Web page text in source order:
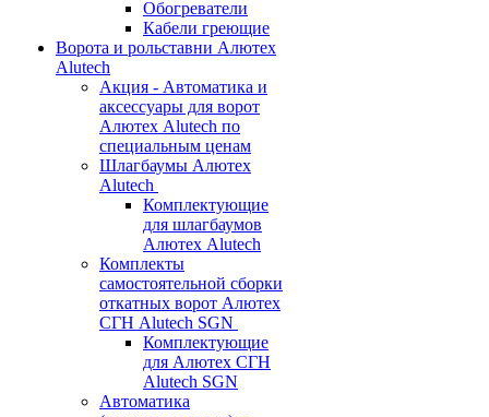
Обогреватели
Кабели греющие
Ворота и рольставни Алютех
Alutech
Акция - Автоматика и
аксессуары для ворот
Алютех Alutech по
специальным ценам
Шлагбаумы Алютех
Alutech
Комплектующие
для шлагбаумов
Алютех Alutech
Комплекты
самостоятельной сборки
откатных ворот Алютех
СГН Alutech SGN
Комплектующие
для Алютех СГН
Alutech SGN
Автоматика